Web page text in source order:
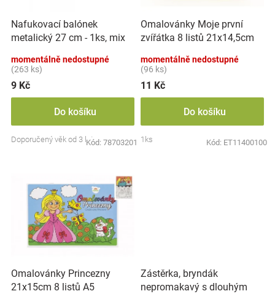
Hračkářství
ůo
d
u
k
ů
Nafukovací balónek
metalický 27 cm - 1ks, mix
momentálně nedostupné
(263 ks)
9 Kč
Do košíku
Doporučený věk od 3 letKód: 78703201
Omalovánky Moje první
zvířátka 8 listů 21x14,5cm
momentálně nedostupné
(96 ks)
11 Kč
Do košíku
1ks Kód: ET11400100
Omalovánky Princezny
21x15cm 8 listů A5
Zástěrka, bryndák
nepromakavý s dlouhým